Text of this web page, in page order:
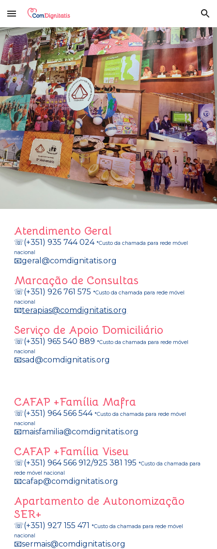
Skip to main content Skip to navigation
Atendimento Geral
☏(+351) 935 744 024 *Custo da chamada para rede móvel
nacional
📧geral@comdignitatis.org
Marcação de Consultas
☏(+351) 926 761 575*Custo da chamada para rede móvel
nacional
📧terapias@comdignitatis.org
Serviço de Apoio Domiciliário
☏(+351) 965 540 889*Custo da chamada para rede móvel
nacional
📧sad@comdignitatis.org
CAFAP +Família Mafra
☏(+351) 964 566 544*Custo da chamada para rede móvel
nacional
📧maisfamilia@comdignitatis.org
CAFAP +Família Viseu
☏(+351) 964 566 912/925 381 195*Custo da chamada para
rede móvel nacional
📧cafap@comdignitatis.org
Apartamento de Autonomização
SER+
☏(+351) 927 155 471*Custo da chamada para rede móvel
nacional
📧sermais@comdignitatis.org